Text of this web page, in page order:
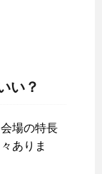
い？
場の特長
ありま